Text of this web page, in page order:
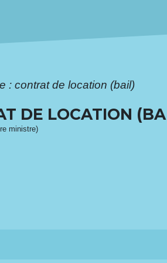
: contrat de location (bail)
DE LOCATION
ministre)